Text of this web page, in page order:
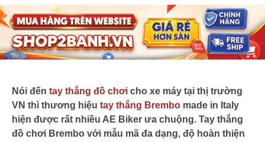
Nói đến tay thắng đồ chơi cho xe máy tại thị trường
VN thì thương hiệu tay thắng Brembo made in Italy
hiện được rất nhiều AE Biker ưa chuộng. Tay thắng
đồ chơi Brembo với mẫu mã đa dạng, độ hoàn thiện